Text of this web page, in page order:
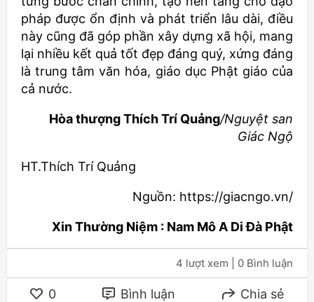
pháp được ổn định và phát triển lâu dài, điều
này cũng đã góp phần xây dựng xã hội, mang
lại nhiều kết quả tốt đẹp đáng quý, xứng đáng
là trung tâm văn hóa, giáo dục Phật giáo của
cả nước.
Hòa thượng Thích Trí Quảng/Nguyệt san
Giác Ngộ
HT.Thích Trí Quảng
Nguồn: https://giacngo.vn/
Xin Thường Niệm : Nam Mô A Di Đà Phật
4 lượt xem | 0 Bình luận
0 Bình luận Chia sẻ